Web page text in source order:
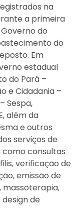
na
a primeira
do
do
Em
estadual
do Pará –
e Cidadania –
Sespa,
além da
e outros
serviços de
como consultas
verificação de
emissão de
de